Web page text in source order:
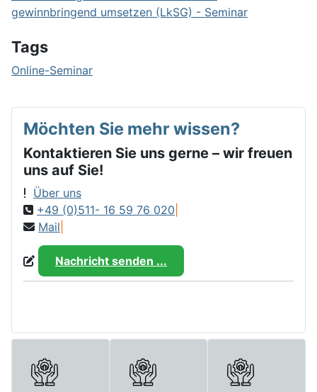
gewinnbringend umsetzen (LkSG) - Seminar
Tags
Online-Seminar
Möchten Sie mehr wissen?
Kontaktieren Sie uns gerne – wir freuen
uns auf Sie!
Über uns
+49 (0)511- 16 59 76 020
Mail
Nachricht senden ...